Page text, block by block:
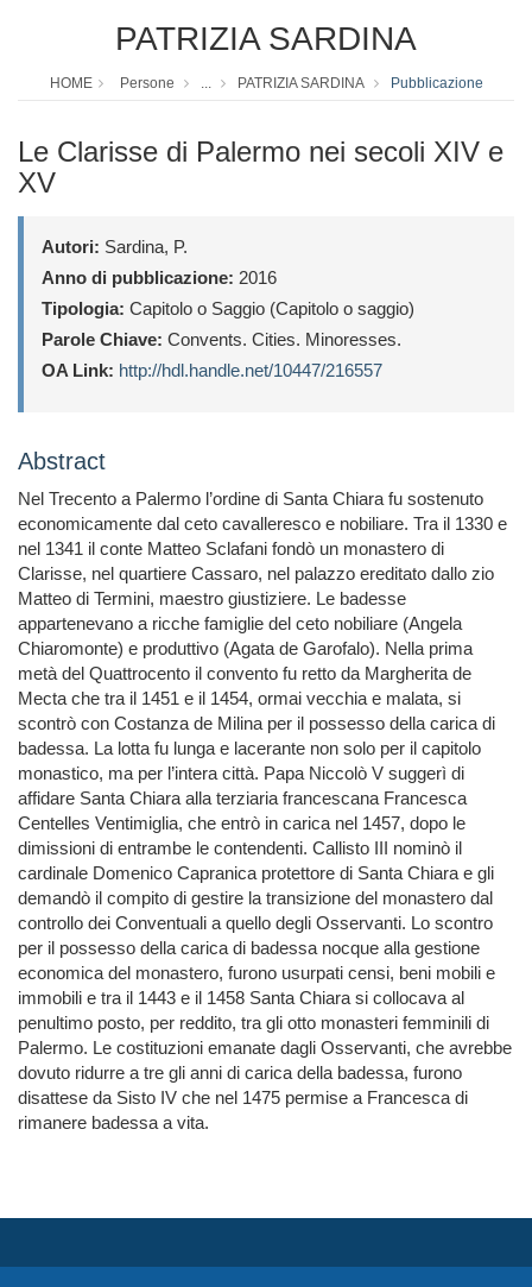
PATRIZIA SARDINA
HOME Persone ... PATRIZIA SARDINA Pubblicazione
Le Clarisse di Palermo nei secoli XIV e
XV
Autori: Sardina, P.
Anno di pubblicazione: 2016
Tipologia: Capitolo o Saggio (Capitolo o saggio)
Parole Chiave: Convents. Cities. Minoresses.
OA Link: http://hdl.handle.net/10447/216557
Abstract
Nel Trecento a Palermo l’ordine di Santa Chiara fu sostenuto
economicamente dal ceto cavalleresco e nobiliare. Tra il 1330 e
nel 1341 il conte Matteo Sclafani fondò un monastero di
Clarisse, nel quartiere Cassaro, nel palazzo ereditato dallo zio
Matteo di Termini, maestro giustiziere. Le badesse
appartenevano a ricche famiglie del ceto nobiliare (Angela
Chiaromonte) e produttivo (Agata de Garofalo). Nella prima
metà del Quattrocento il convento fu retto da Margherita de
Mecta che tra il 1451 e il 1454, ormai vecchia e malata, si
scontrò con Costanza de Milina per il possesso della carica di
badessa. La lotta fu lunga e lacerante non solo per il capitolo
monastico, ma per l’intera città. Papa Niccolò V suggerì di
affidare Santa Chiara alla terziaria francescana Francesca
Centelles Ventimiglia, che entrò in carica nel 1457, dopo le
dimissioni di entrambe le contendenti. Callisto III nominò il
cardinale Domenico Capranica protettore di Santa Chiara e gli
demandò il compito di gestire la transizione del monastero dal
controllo dei Conventuali a quello degli Osservanti. Lo scontro
per il possesso della carica di badessa nocque alla gestione
economica del monastero, furono usurpati censi, beni mobili e
immobili e tra il 1443 e il 1458 Santa Chiara si collocava al
penultimo posto, per reddito, tra gli otto monasteri femminili di
Palermo. Le costituzioni emanate dagli Osservanti, che avrebbe
dovuto ridurre a tre gli anni di carica della badessa, furono
disattese da Sisto IV che nel 1475 permise a Francesca di
rimanere badessa a vita.